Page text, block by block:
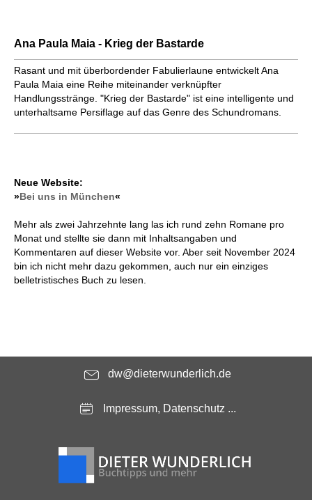
Ana Paula Maia - Krieg der Bastarde
Rasant und mit überbordender Fabulierlaune entwickelt Ana
Paula Maia eine Reihe miteinander verknüpfter
Handlungsstränge. "Krieg der Bastarde" ist eine intelligente und
unterhaltsame Persiflage auf das Genre des Schundromans.
Neue Website:
»Bei uns in München«
Mehr als zwei Jahrzehnte lang las ich rund zehn Romane pro
Monat und stellte sie dann mit Inhaltsangaben und
Kommentaren auf dieser Website vor. Aber seit November 2024
bin ich nicht mehr dazu gekommen, auch nur ein einziges
belletristisches Buch zu lesen.
dw@dieterwunderlich.de
Impressum, Datenschutz ...